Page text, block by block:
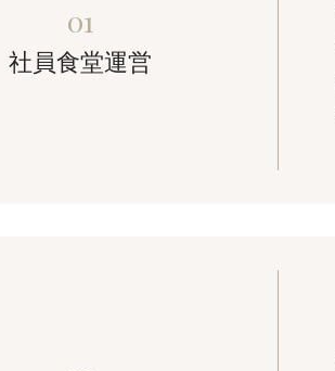
01
社員食堂運営